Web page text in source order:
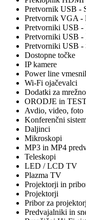
Pretvornik USB -
Pretvornik VGA
Pretvorniki USB
Pretvorniki USB -
Pretvorniki USB -
Dostopne točke
IP kamere
Power line
Wi-Fi ojačevalci
Dodatki za
ORODJE in
Avdio, video, foto
Konferenčni
Daljinci
Mikroskopi
MP3 in MP4
Teleskopi
LED / LCD TV
Plazma TV
Projektorji in
Projektorji
Pribor za
Predvajalniki in